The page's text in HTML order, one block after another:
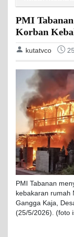
PMI
Korban
kutatvco
PMI Tabanan
kebakaran rumah
Gangga Kaja,
(25/5/2026). (foto